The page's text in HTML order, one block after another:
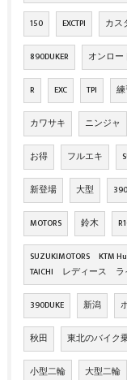
150 EXCTPI カス
890DUKER オンロー
R EXC TPI
カワサキ ニンジャ
お得 フルエキ
新登場 大型 390
MOTORS 鈴木
SUZUKIMOTORS KTM
TAICHI レディース
390DUKE 新潟
秋田 東北のバイク
小型二輪 大型二輪